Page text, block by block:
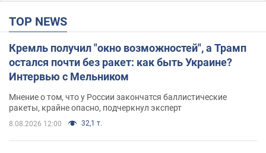
TOP NEWS
Кремль получил "окно возможностей", а Трамп
остался почти без ракет: как быть Украине?
Интервью с Мельником
Мнение о том, что у России закончатся баллистические
ракеты, крайне опасно, подчеркнул эксперт
8.08.2026 12:00 32,1 т.